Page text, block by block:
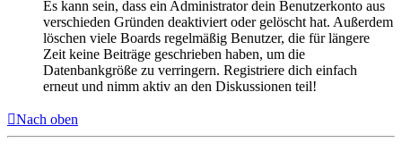
Es kann sein, dass ein Administrator dein Benutzerkonto aus
verschieden Gründen deaktiviert oder gelöscht hat. Außerdem
löschen viele Boards regelmäßig Benutzer, die für längere
Zeit keine Beiträge geschrieben haben, um die
Datenbankgröße zu verringern. Registriere dich einfach
erneut und nimm aktiv an den Diskussionen teil!
Nach oben